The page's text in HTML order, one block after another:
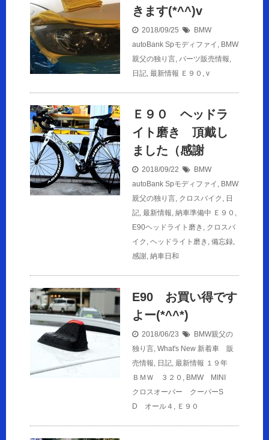
きます(*^^)v
2018/09/25
BMW
autoBank Spモディファイ , BMW
親父の独り言, パーツ販売情報,
日記, 最新情報 Ｅ９０ , v
Ｅ９０ ヘッドラ
イト磨き 頂戴し
ました（感謝
2018/09/22
BMW
autoBank Spモディファイ , BMW
親父の独り言, クロスバイク , 日
記, 最新情報, 納車準備中 Ｅ９０ ,
E90ヘッドライト磨き , クロスバ
イク , ヘッドライト磨き , 備忘録,
感謝, 納車日和
E90 お買い得です
よー(*^^*)
2018/06/23
BMW親父の
独り言, What's New 新着車 販
売情報, 日記, 最新情報 １９年
ＢＭＷ ３２０ , BMW MINI
クロスオーバー クーパーS
D オール４ , Ｅ９０